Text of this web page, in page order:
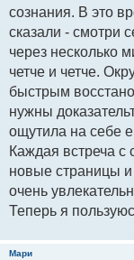
сознания. В это
сказали - смотри
через несколько
четче и четче.
быстрым
нужны
ощутила на себе
Каждая встреча с
новые страницы и
очень
Теперь я
Мари